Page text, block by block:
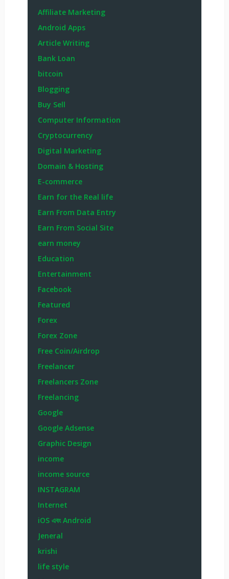
Affiliate Marketing
Android Apps
Article Writing
Bank Loan
bitcoin
Blogging
Buy Sell
Computer Information
Cryptocurrency
Digital Marketing
Domain & Hosting
E-commerce
Earn for the Real life
Earn From Data Entry
Earn From Social Site
earn money
Education
Entertainment
Facebook
Featured
Forex
Forex Zone
Free Coin/Airdrop
Freelancer
Freelancers Zone
Freelancing
Google
Google Adsense
Graphic Design
income
income source
INSTAGRAM
Internet
iOS এবং Android
Jeneral
krishi
life style